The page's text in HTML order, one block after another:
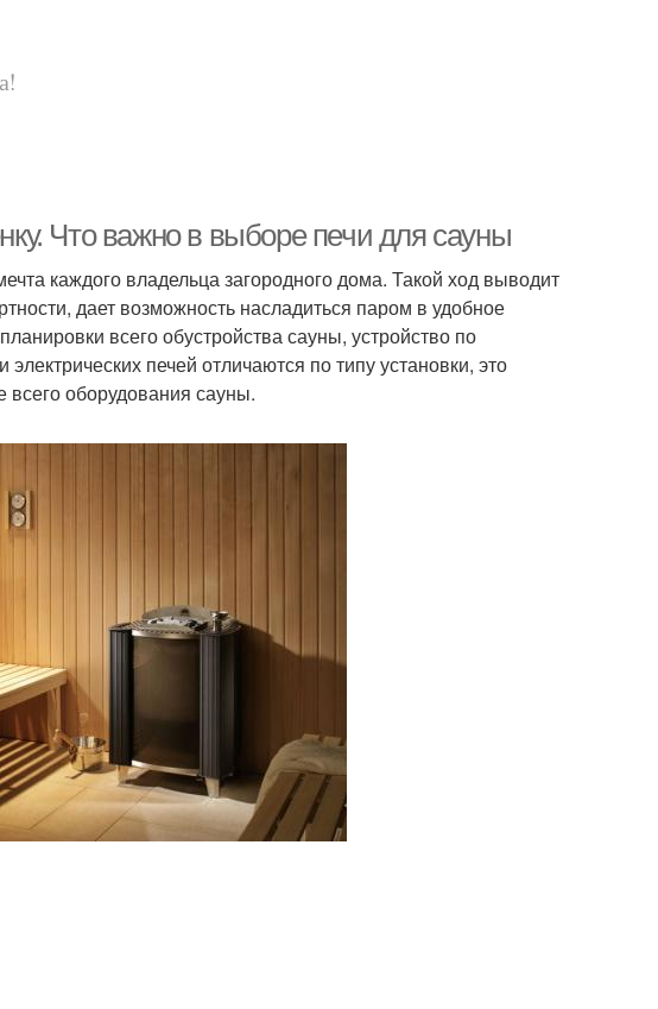
Что важно в выборе печи для сауны
каждого владельца загородного дома. Такой ход выводит
дает возможность насладиться паром в удобное
всего обустройства сауны, устройство по
печей отличаются по типу установки, это
всего оборудования сауны.